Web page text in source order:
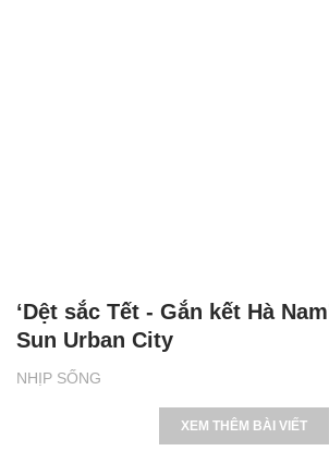
NHỊP SỐNG
‘Dệt sắc Tết - Gắn kết Hà
Sun Urban City
XEM THÊM BÀI VIẾT